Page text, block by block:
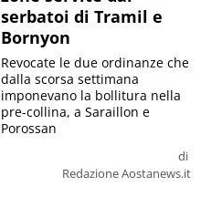
serbatoi di Tramil e
Bornyon
di
Redazione Aostanews.it
Revocate le due ordinanze che
dalla scorsa settimana
imponevano la bollitura nella
pre-collina, a Saraillon e
Porossan